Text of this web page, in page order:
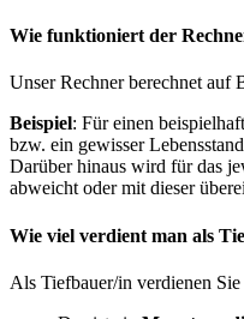
Wie funktioniert der
Unser Rechner berechnet auf
Beispiel: Für einen
bzw. ein gewisser
Darüber hinaus wird für das
abweicht oder mit dieser
Wie viel verdient man als
Als Tiefbauer/in verdienen